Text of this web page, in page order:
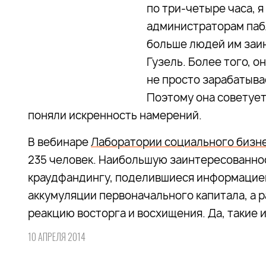
по три-четыре часа,
администраторам
больше людей им
Гузель. Более того,
не просто
Поэтому она
поняли искренность намерений.
В вебинареЛаборатории социального
235 человек. Наибольшую
краудфандингу, поделившиеся
аккумуляции первоначального капитала,
реакцию восторга и восхищения. Да, такие
10 АПРЕЛЯ 2014